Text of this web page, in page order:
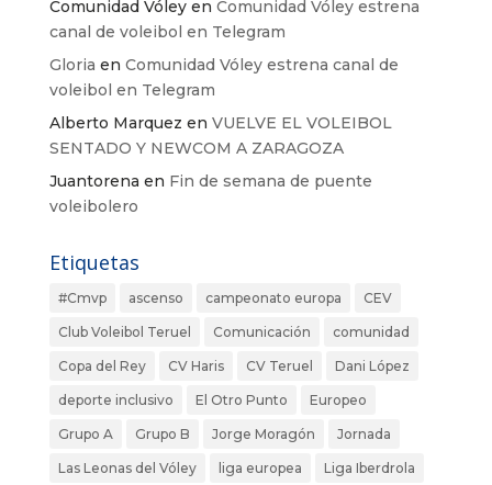
Comunidad Vóleyen Comunidad Vóley estrena
canal de voleibol en Telegram
Gloria en Comunidad Vóley estrena canal de
voleibol en Telegram
Alberto Marquez en VUELVE EL VOLEIBOL
SENTADO Y NEWCOM A ZARAGOZA
Juantorena en Fin de semana de puente
voleibolero
Etiquetas
#Cmvp ascenso campeonato europa CEV
Club Voleibol Teruel Comunicación comunidad
Copa del Rey CV Haris CV Teruel Dani López
deporte inclusivo El Otro Punto Europeo
Grupo A Grupo B Jorge Moragón Jornada
Las Leonas del Vóley liga europea Liga Iberdrola